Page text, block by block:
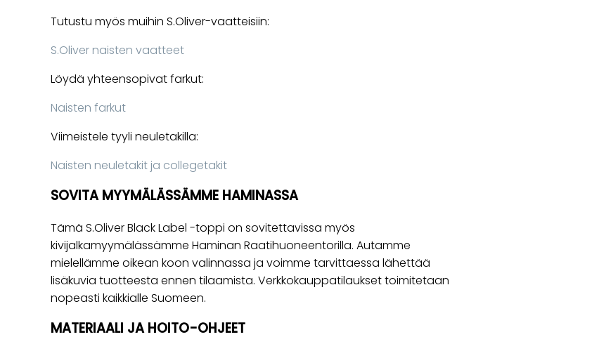
Tutustu myös muihin S.Oliver-vaatteisiin:
S.Oliver naisten vaatteet
Löydä yhteensopivat farkut:
Naisten farkut
Viimeistele tyyli neuletakilla:
Naisten neuletakit ja collegetakit
SOVITA MYYMÄLÄSSÄMME HAMINASSA
Tämä S.Oliver Black Label -toppi on sovitettavissa myös
kivijalkamyymälässämme Haminan Raatihuoneentorilla. Autamme
mielellämme oikean koon valinnassa ja voimme tarvittaessa lähettää
lisäkuvia tuotteesta ennen tilaamista. Verkkokauppatilaukset toimitetaan
nopeasti kaikkialle Suomeen.
MATERIAALI JA HOITO-OHJEET